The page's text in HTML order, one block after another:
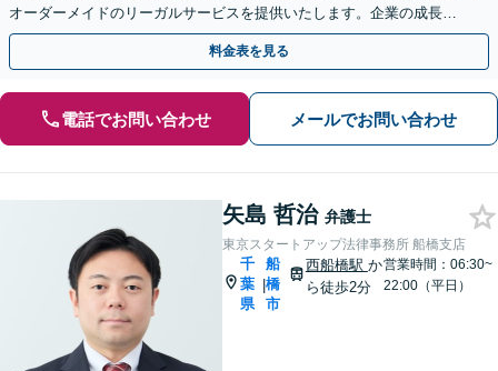
オーダーメイドのリーガルサービスを提供いたします。企業の成長を
後押しできるように、精一杯サポートいたします。
料金表を見る
電話でお問い合わせ メールでお問い合わせ
矢島 哲治 弁護士
東京スタートアップ法律事務所 船橋支店
千
葉
県
|
船
橋
市
西船橋駅 か
ら徒歩2分
営業時間：06:30~
22:00（平日）